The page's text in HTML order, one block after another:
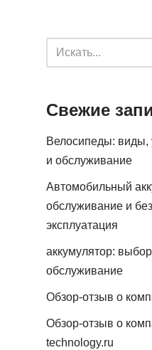
Свежие
Велосипеды: виды,
и обслуживание
Автомобильный
обслуживание и
эксплуатация
аккумулятор:
обслуживание
Обзор-отзыв о
Обзор-отзыв о
technology.ru